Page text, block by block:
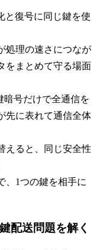
と復号に同じ鍵を使
処理の速さにつなが
をまとめて守る場面
暗号だけで全通信を
先に表れて通信全体
えると、同じ安全性
、1つの鍵を相手に
配送問題を解く